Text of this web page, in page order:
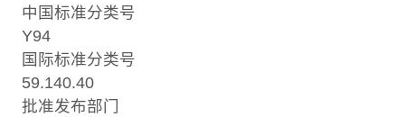
中国标准分类号
Y94
国际标准分类号
59.140.40
批准发布部门